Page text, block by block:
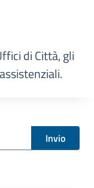
di Città, gli
Invio